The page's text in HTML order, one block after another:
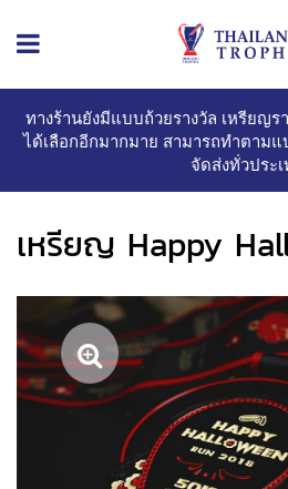
ทางร้านยังมีแบบถ้วยรางวัล เหรียญร
ได้เลือกอีกมากมาย สามารถทำตาม
จัดส่งทั่วประ
เหรียญ Happy